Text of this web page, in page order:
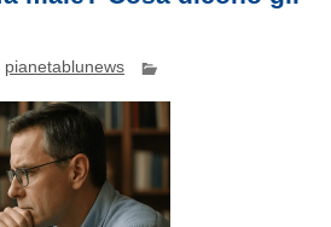
pianetablunews